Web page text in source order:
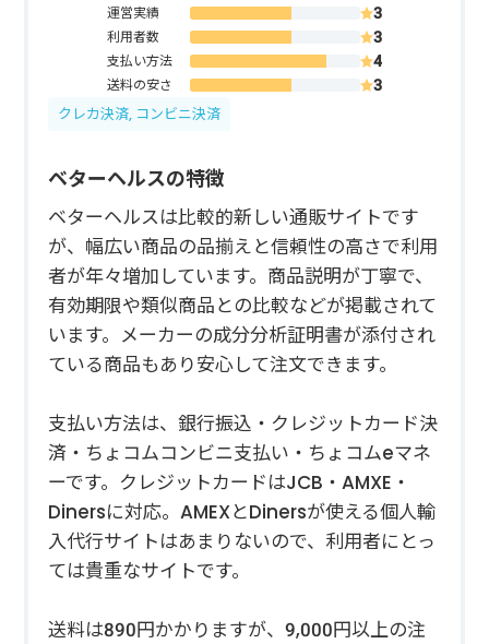
運営実績
利用者数
支払い方法
送料の安さ
クレカ決済, コンビニ決済
ベターヘルスの特徴
ベターヘルスは比較的新しい通販サイトです
が、幅広い商品の品揃えと信頼性の高さで利用
者が年々増加しています。商品説明が丁寧で、
有効期限や類似商品との比較などが掲載されて
います。メーカーの成分分析証明書が添付され
ている商品もあり安心して注文できます。
支払い方法は、銀行振込・クレジットカード決
済・ちょコムコンビニ支払い・ちょコムeマネ
ーです。クレジットカードはJCB・AMXE・
Dinersに対応。AMEXとDinersが使える個人輸
入代行サイトはあまりないので、利用者にとっ
ては貴重なサイトです。
送料は890円かかりますが、9,000円以上の注